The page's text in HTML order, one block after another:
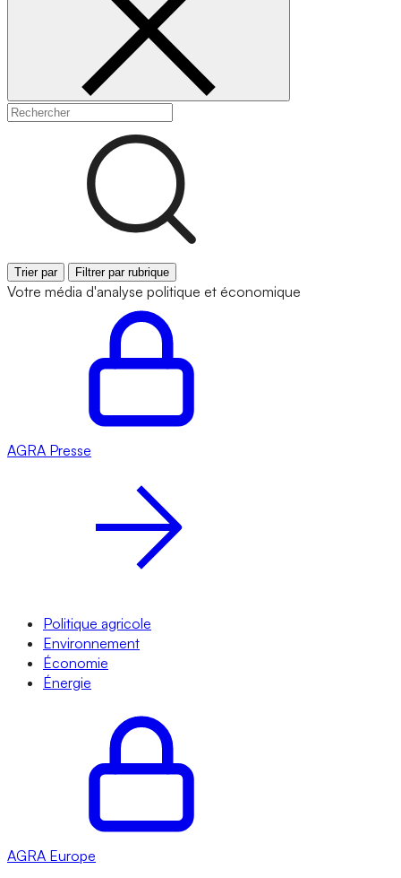
Trier par Filtrer par rubrique
Votre média d'analyse politique et économique
AGRA Presse
Politique agricole
Environnement
Économie
Énergie
AGRA Europe